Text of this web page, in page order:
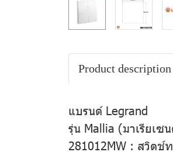
Product description
แบรนด์ Legrand
รุ่น Mallia (มาเรียเซ
281012MW : สวิตช์